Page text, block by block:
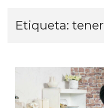
Etiqueta: tener